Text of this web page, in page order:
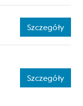
Szczegóły
Szczegóły